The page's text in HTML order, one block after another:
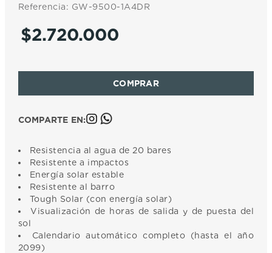
Referencia: GW-9500-1A4DR
$2.720.000
COMPARTE EN:
Resistencia al agua de 20 bares
Resistente a impactos
Energía solar estable
Resistente al barro
Tough Solar (con energía solar)
Visualización de horas de salida y de puesta del
sol
Calendario automático completo (hasta el año
2099)